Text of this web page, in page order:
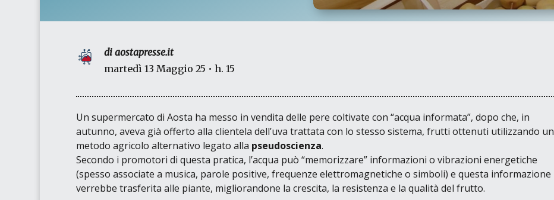
di aostapresse.it
martedì 13 Maggio 25 • h. 15
Un supermercato di Aosta ha messo in vendita delle pere coltivate con “acqua informata”, dopo che, in
autunno, aveva già offerto alla clientela dell’uva trattata con lo stesso sistema, frutti ottenuti utilizzando un
metodo agricolo alternativo legato alla pseudoscienza.
Secondo i promotori di questa pratica, l’acqua può “memorizzare”informazioni o vibrazioni energetiche
(spesso associate a musica, parole positive, frequenze elettromagnetiche o simboli) e questa informazione
verrebbe trasferita alle piante, migliorandone la crescita, la resistenza e la qualità del frutto.